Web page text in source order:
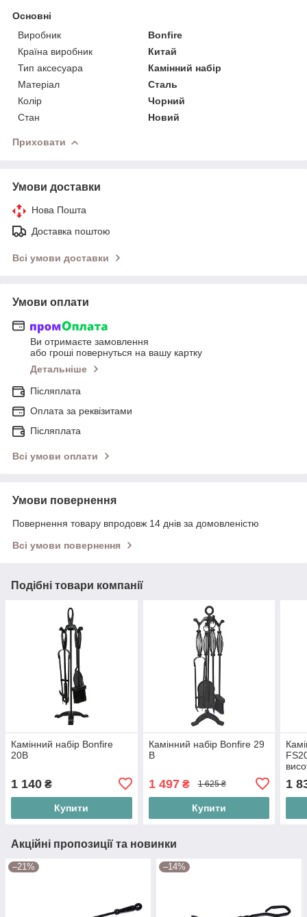
Основні
Виробник
Bonfire
Країна виробник
Китай
Тип аксесуара
Камінний набір
Матеріал
Сталь
Колір
Чорний
Стан
Новий
Приховати
Умови доставки
Нова Пошта
Доставка поштою
Всі умови доставки
Умови оплати
Ви отримаєте замовлення
або гроші повернуться на вашу картку
Детальніше
Післяплата
Оплата за реквізитами
Післяплата
Всі умови оплати
Умови повернення
Повернення товару впродовж 14 днів за домовленістю
Всі умови повернення
Подібні товари компанії
Камінний набір Bonfire
20B
1 140 ₴
Купити
Камінний набір Bonfire 29
В
1 497₴ 1 625 ₴
Купити
1
Акційні пропозиції та новинки
–21% –14%